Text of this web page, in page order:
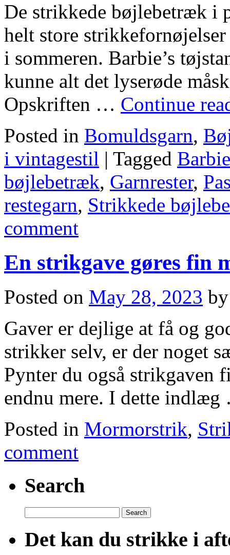
De strikkede bøjlebetræk i
helt store
i sommeren. Barbie’s
kunne alt det lyserøde
Opskriften … Continue
Posted in Bomuldsgarn,
i vintagestil | Tagged
bøjlebetræk, Garnrester,
restegarn, Strikkede
comment
En strikgave gøres fin
Posted on May 28, 2023 by
Gaver er dejlige at få og
strikker selv, er der noget
Pynter du også strikgaven
endnu mere. I dette
Posted in Mormorstrik,
comment
Search
for:
Det kan du strikke i